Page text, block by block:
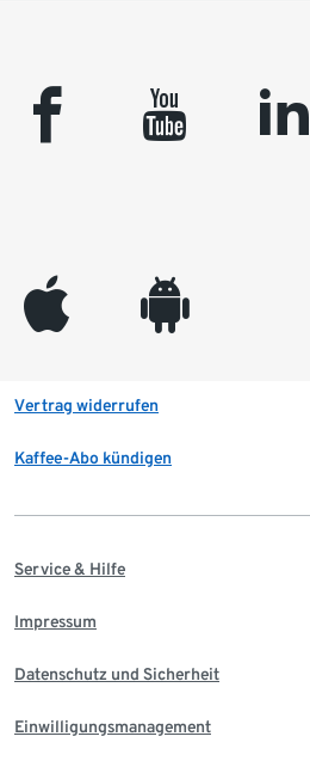
facebook youtube linkedin
appleinc android
Vertrag widerrufen
Kaffee-Abo kündigen
Service & Hilfe
Impressum
Datenschutz und Sicherheit
Einwilligungsmanagement